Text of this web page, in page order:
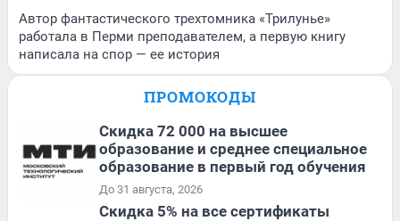
Автор фантастического трехтомника «Трилунье»
работала в Перми преподавателем, а первую книгу
написала на спор — ее история
ПРОМОКОДЫ
Скидка 72 000 на высшее
образование и среднее специальное
образование в первый год обучения
До 31 августа, 2026
Скидка 5% на все сертификаты